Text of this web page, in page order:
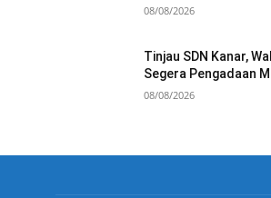
08/08/2026
Tinjau SDN Kanar,
Segera Pengadaan
08/08/2026